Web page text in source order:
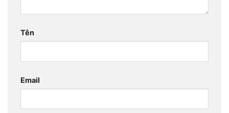
Tên
Email